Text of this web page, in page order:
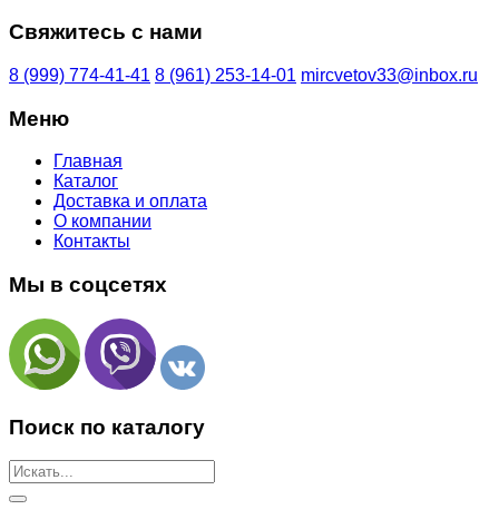
Свяжитесь с нами
8 (999) 774-41-41 8 (961) 253-14-01 mircvetov33@inbox.ru
Меню
Главная
Каталог
Доставка и оплата
О компании
Контакты
Мы в соцсетях
Поиск по каталогу